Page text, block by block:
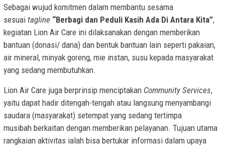
Sebagai wujud komitmen dalam membantu sesama
sesuai tagline “Berbagi dan Peduli Kasih Ada Di Antara Kita”,
kegiatan Lion Air Care ini dilaksanakan dengan memberikan
bantuan (donasi/ dana) dan bentuk bantuan lain seperti pakaian,
air mineral, minyak goreng, mie instan, susu kepada masyarakat
yang sedang membutuhkan.
Lion Air Care juga berprinsip menciptakan Community Services,
yaitu dapat hadir ditengah-tengah atau langsung menyambangi
saudara (masyarakat) setempat yang sedang tertimpa
musibah berkaitan dengan memberikan pelayanan. Tujuan utama
rangkaian aktivitas ialah bisa bertukar informasi dalam upaya